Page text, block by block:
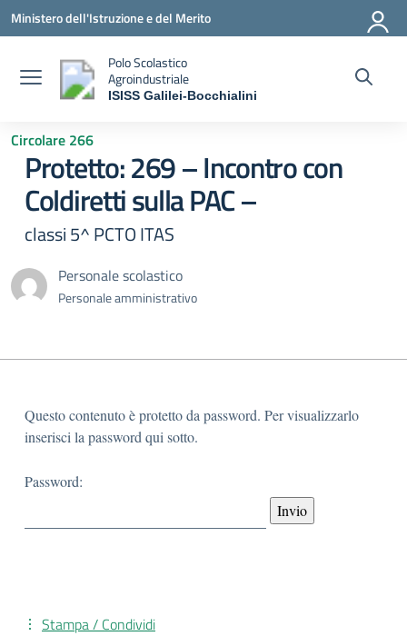
Vai ai contenuti
Vai al menu di navigazione
Vai al footer
Ministero dell'Istruzione e del Merito
Polo Scolastico
Agroindustriale
ISISS Galilei-Bocchialini
Circolare 266
Protetto: 269 – Incontro con
Coldiretti sulla PAC –
classi 5^ PCTO ITAS
Personale scolastico
Personale amministrativo
Questo contenuto è protetto da password. Per visualizzarlo
inserisci la password qui sotto.
Password:
Stampa / Condividi